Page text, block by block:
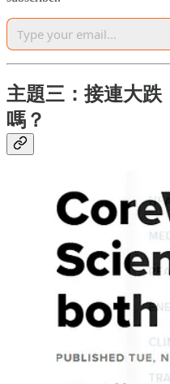
主題三：接連大跌
嗎？